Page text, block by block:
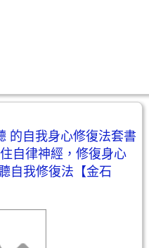
的自我身心修復法套書
自律神經，修復身心
自我修復法【金石